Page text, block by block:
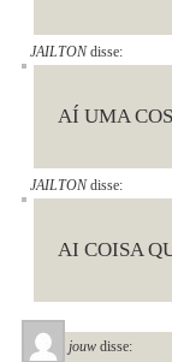
JAILTON disse:
AÍ UMA
JAILTON disse:
AI COISA
jouw disse: